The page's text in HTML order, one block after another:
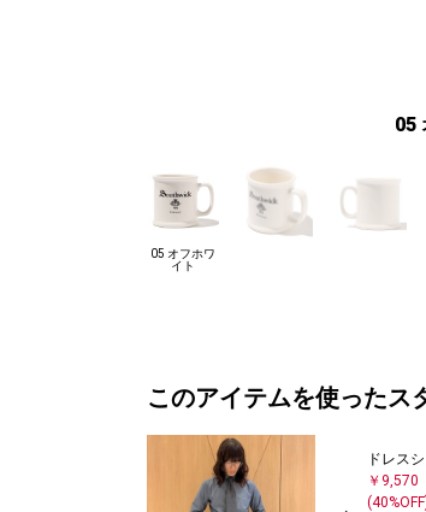
05
05 オフホワ
イト
このアイテムを使ったス
ドレス
￥9,570